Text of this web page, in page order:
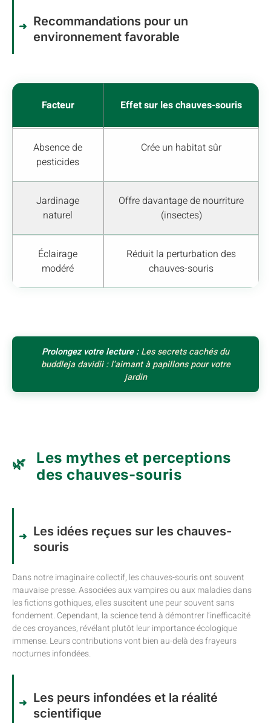
Recommandations pour un
environnement favorable
Facteur Effet sur les chauves-souris
Absence de
pesticides
Crée un habitat sûr
Jardinage
naturel
Offre davantage de nourriture
(insectes)
Éclairage
modéré
Réduit la perturbation des
chauves-souris
Prolongez votre lecture :Les secrets cachés du
buddleja davidii : l’aimant à papillons pour votre
jardin
Les mythes et perceptions
des chauves-souris
Les idées reçues sur les chauves-
souris
Dans notre imaginaire collectif, les chauves-souris ont souvent
mauvaise presse. Associées aux vampires ou aux maladies dans
les fictions gothiques, elles suscitent une peur souvent sans
fondement. Cependant, la science tend à démontrer l’inefficacité
de ces croyances, révélant plutôt leur importance écologique
immense. Leurs contributions vont bien au-delà des frayeurs
nocturnes infondées.
Les peurs infondées et la réalité
scientifique